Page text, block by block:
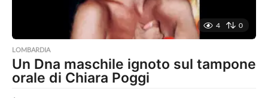
4 0
LOMBARDIA
Un Dna maschile ignoto sul tampone
orale di Chiara Poggi